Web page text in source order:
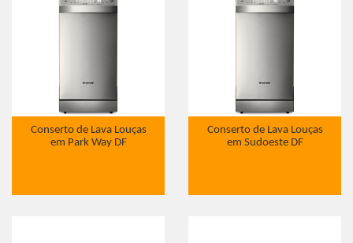
Conserto de Lava Louças
em Park Way DF
Conserto de Lava Louças
em Sudoeste DF